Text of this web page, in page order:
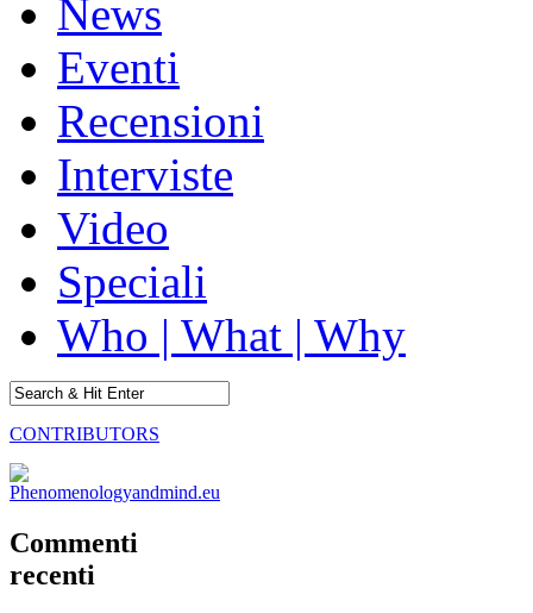
News
Eventi
Recensioni
Interviste
Video
Speciali
Who | What | Why
CONTRIBUTORS
Commenti
recenti